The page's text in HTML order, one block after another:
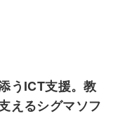
うICT支援。教
えるシグマソフ